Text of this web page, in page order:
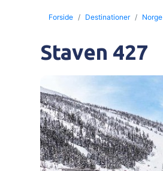
Forside Destinationer Norge
Staven 427